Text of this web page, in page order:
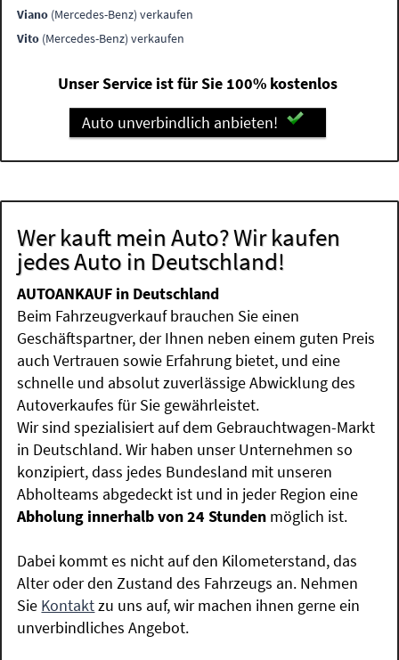
Viano (Mercedes-Benz) verkaufen
Vito (Mercedes-Benz) verkaufen
Unser Service ist für Sie 100% kostenlos
Auto unverbindlich anbieten!
Wer kauft mein Auto? Wir kaufen
jedes Auto in Deutschland!
AUTOANKAUF in Deutschland
Beim Fahrzeugverkauf brauchen Sie einen
Geschäftspartner, der Ihnen neben einem guten Preis
auch Vertrauen sowie Erfahrung bietet, und eine
schnelle und absolut zuverlässige Abwicklung des
Autoverkaufes für Sie gewährleistet.
Wir sind spezialisiert auf dem Gebrauchtwagen-Markt
in Deutschland. Wir haben unser Unternehmen so
konzipiert, dass jedes Bundesland mit unseren
Abholteams abgedeckt ist und in jeder Region eine
Abholung innerhalb von 24 Stunden möglich ist.
Dabei kommt es nicht auf den Kilometerstand, das
Alter oder den Zustand des Fahrzeugs an. Nehmen
Sie Kontaktzu uns auf, wir machen ihnen gerne ein
unverbindliches Angebot.